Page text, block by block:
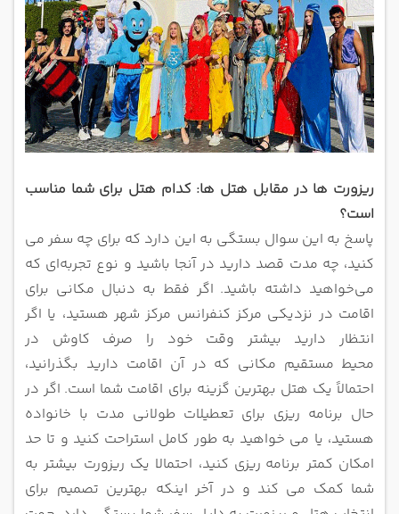
ریزورت ها در مقابل هتل ها: کدام هتل برای شما مناسب
است؟
پاسخ به این سوال بستگی به این دارد که برای چه سفر می
‌کنید، چه مدت قصد دارید در آنجا باشید و نوع تجربه‌ای که
می‌خواهید داشته باشید. اگر فقط به دنبال مکانی برای
اقامت در نزدیکی مرکز کنفرانس مرکز شهر هستید، یا اگر
انتظار دارید بیشتر وقت خود را صرف کاوش در
محیط مستقیم مکانی که در آن اقامت دارید بگذرانید،
احتمالاً یک هتل بهترین گزینه برای اقامت شما است. اگر در
حال برنامه ریزی برای تعطیلات طولانی مدت با خانواده
هستید، یا می خواهید به طور کامل استراحت کنید و تا حد
امکان کمتر برنامه ریزی کنید، احتمالا یک ریزورت بیشتر به
شما کمک می کند و در آخر اینکه بهترین تصمیم برای